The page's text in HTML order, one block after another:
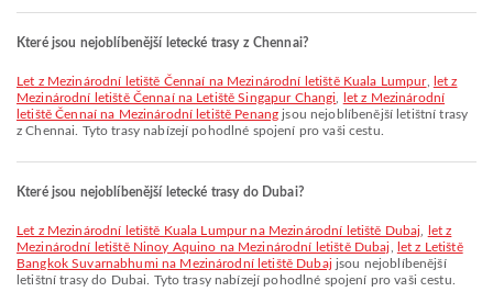
Které jsou nejoblíbenější letecké trasy z Chennai?
let z Mezinárodní letiště Čennaí na Mezinárodní letiště Kuala Lumpur,
let z
Mezinárodní letiště Čennaí na Letiště Singapur Changi
let z Mezinárodní
letiště Čennaí na Mezinárodní letiště Penang jsou nejoblíbenější letištní trasy
z Chennai. Tyto trasy nabízejí pohodlné spojení pro vaši cestu.
Které jsou nejoblíbenější letecké trasy do Dubai?
let z Mezinárodní letiště Kuala Lumpur na Mezinárodní letiště Dubaj
let z
Mezinárodní letiště Ninoy Aquino na Mezinárodní letiště Dubaj
let z Letiště
Bangkok Suvarnabhumi na Mezinárodní letiště Dubaj jsou nejoblíbenější
letištní trasy do Dubai. Tyto trasy nabízejí pohodlné spojení pro vaši cestu.